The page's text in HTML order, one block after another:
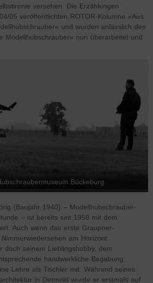
versehen. Die Erzählungen
05 veröffentlichten ROTOR-Kolumne »Aus
und wurden anlässlich des
Modellhubschrauber« nun überarbeitet und
Bückeburg
(Baujahr 1940) – Modellhubschrauber-
– ist bereits seit 1958 mit dem
Auch wenn das erste Graupner-
am Horizont
doch seinem Lieblingshobby, dem
handwerkliche Begabung
Lehre als Tischler mit. Während seines
in Detmold wurde er erstmals auf